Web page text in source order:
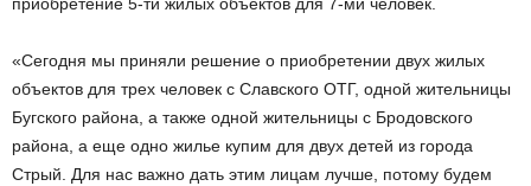
«Сегодня мы приняли решение о приобретении двух жилых
объектов для трех человек с Славского ОТГ, одной жительницы
Бугского района, а также одной жительницы с Бродовского
района, а еще одно жилье купим для двух детей из города
Стрый. Для нас важно дать этим лицам лучше, потому будем